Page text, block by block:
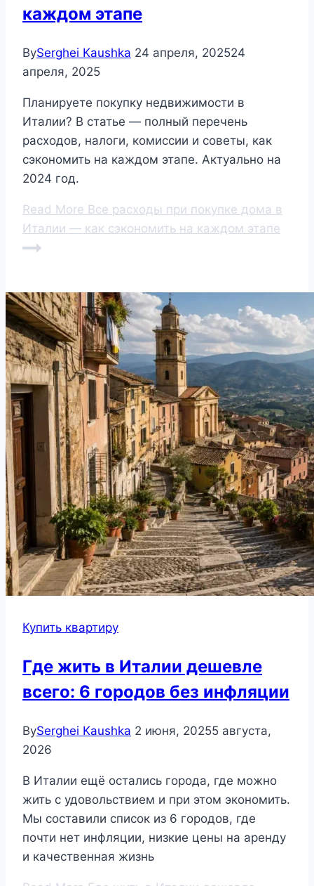
каждом этапе
BySerghei Kaushka 24 апреля, 202524
апреля, 2025
Планируете покупку недвижимости в
Италии? В статье — полный перечень
расходов, налоги, комиссии и советы, как
сэкономить на каждом этапе. Актуально на
2024 год.
Read More Все расходы при покупке дома в
Италии — как сэкономить на каждом этапе
Купить квартиру
Где жить в Италии дешевле
всего: 6 городов без инфляции
BySerghei Kaushka 2 июня, 20255 августа,
2026
В Италии ещё остались города, где можно
жить с удовольствием и при этом экономить.
Мы составили список из 6 городов, где
почти нет инфляции, низкие цены на аренду
и качественная жизнь